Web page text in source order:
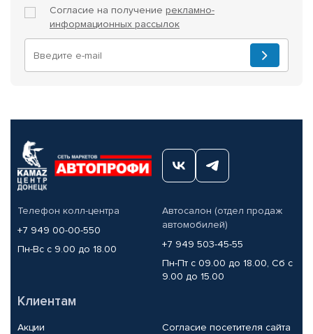
Согласие на получение рекламно-
информационных рассылок
Телефон колл-центра
+7 949 00-00-550
Пн-Вс с 9.00 до 18.00
Автосалон (отдел продаж
автомобилей)
+7 949 503-45-55
Пн-Пт с 09.00 до 18.00, Сб с
9.00 до 15.00
Клиентам
Акции
Согласие посетителя сайта